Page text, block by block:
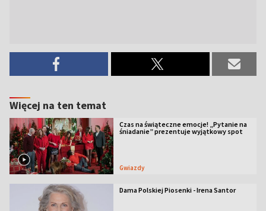
Więcej na ten temat
Czas na świąteczne emocje! „Pytanie na
śniadanie” prezentuje wyjątkowy spot
Gwiazdy
Dama Polskiej Piosenki - Irena Santor